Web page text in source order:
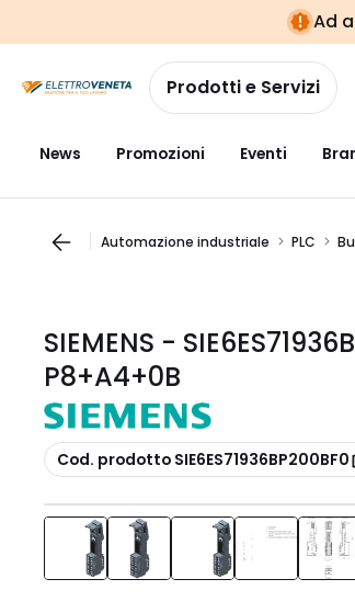
navigazionealla
pagina
Ad
Prodotti e Servizi
News Promozioni Eventi
Automazione industriale PLC
SIEMENS -
P8+A4+0B
copia
Cod. prodotto SIE6ES71936BP200BF0